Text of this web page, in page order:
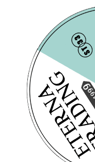
[DECCA] K.フェリアー
(ca)/ 「宗教曲アリ
ア・リサイタル」バッ
ハ:マタイ, ヨハネ, ロ
調ミサ, ヘンデル:サム
ソン 他
¥ 6,600
・ワーグナー
・スメタナ
・シュトラウス家
・ブラームス
・サン・サーンス
・チャイコフスキー
・ドヴォルザーク
・グリーグ
・フォーレ
・プッチーニ
・マーラー
・ドビュッシー
・R.シュトラウス
・PHILIPS
・SUPRAPHON
・クリュブ盤
・マイナー盤/プラ
・レコード洗浄ガイ
・単語の説明
・ルート案内
------特集ページ------
・『エテルナの芸術』
・『アナログ期の名
・『デジタル録音の
・『ソ連のオーケス